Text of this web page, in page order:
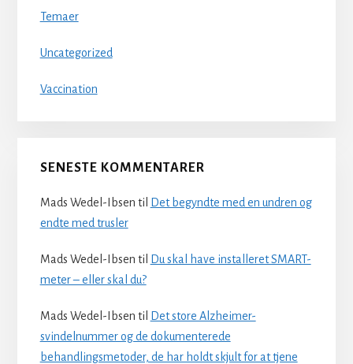
Temaer
Uncategorized
Vaccination
SENESTE KOMMENTARER
Mads Wedel-Ibsen til
Det begyndte med en undren og
endte med trusler
Mads Wedel-Ibsen til
Du skal have installeret SMART-
meter – eller skal du?
Mads Wedel-Ibsen til
Det store Alzheimer-
svindelnummer og de dokumenterede
behandlingsmetoder, de har holdt skjult for at tjene